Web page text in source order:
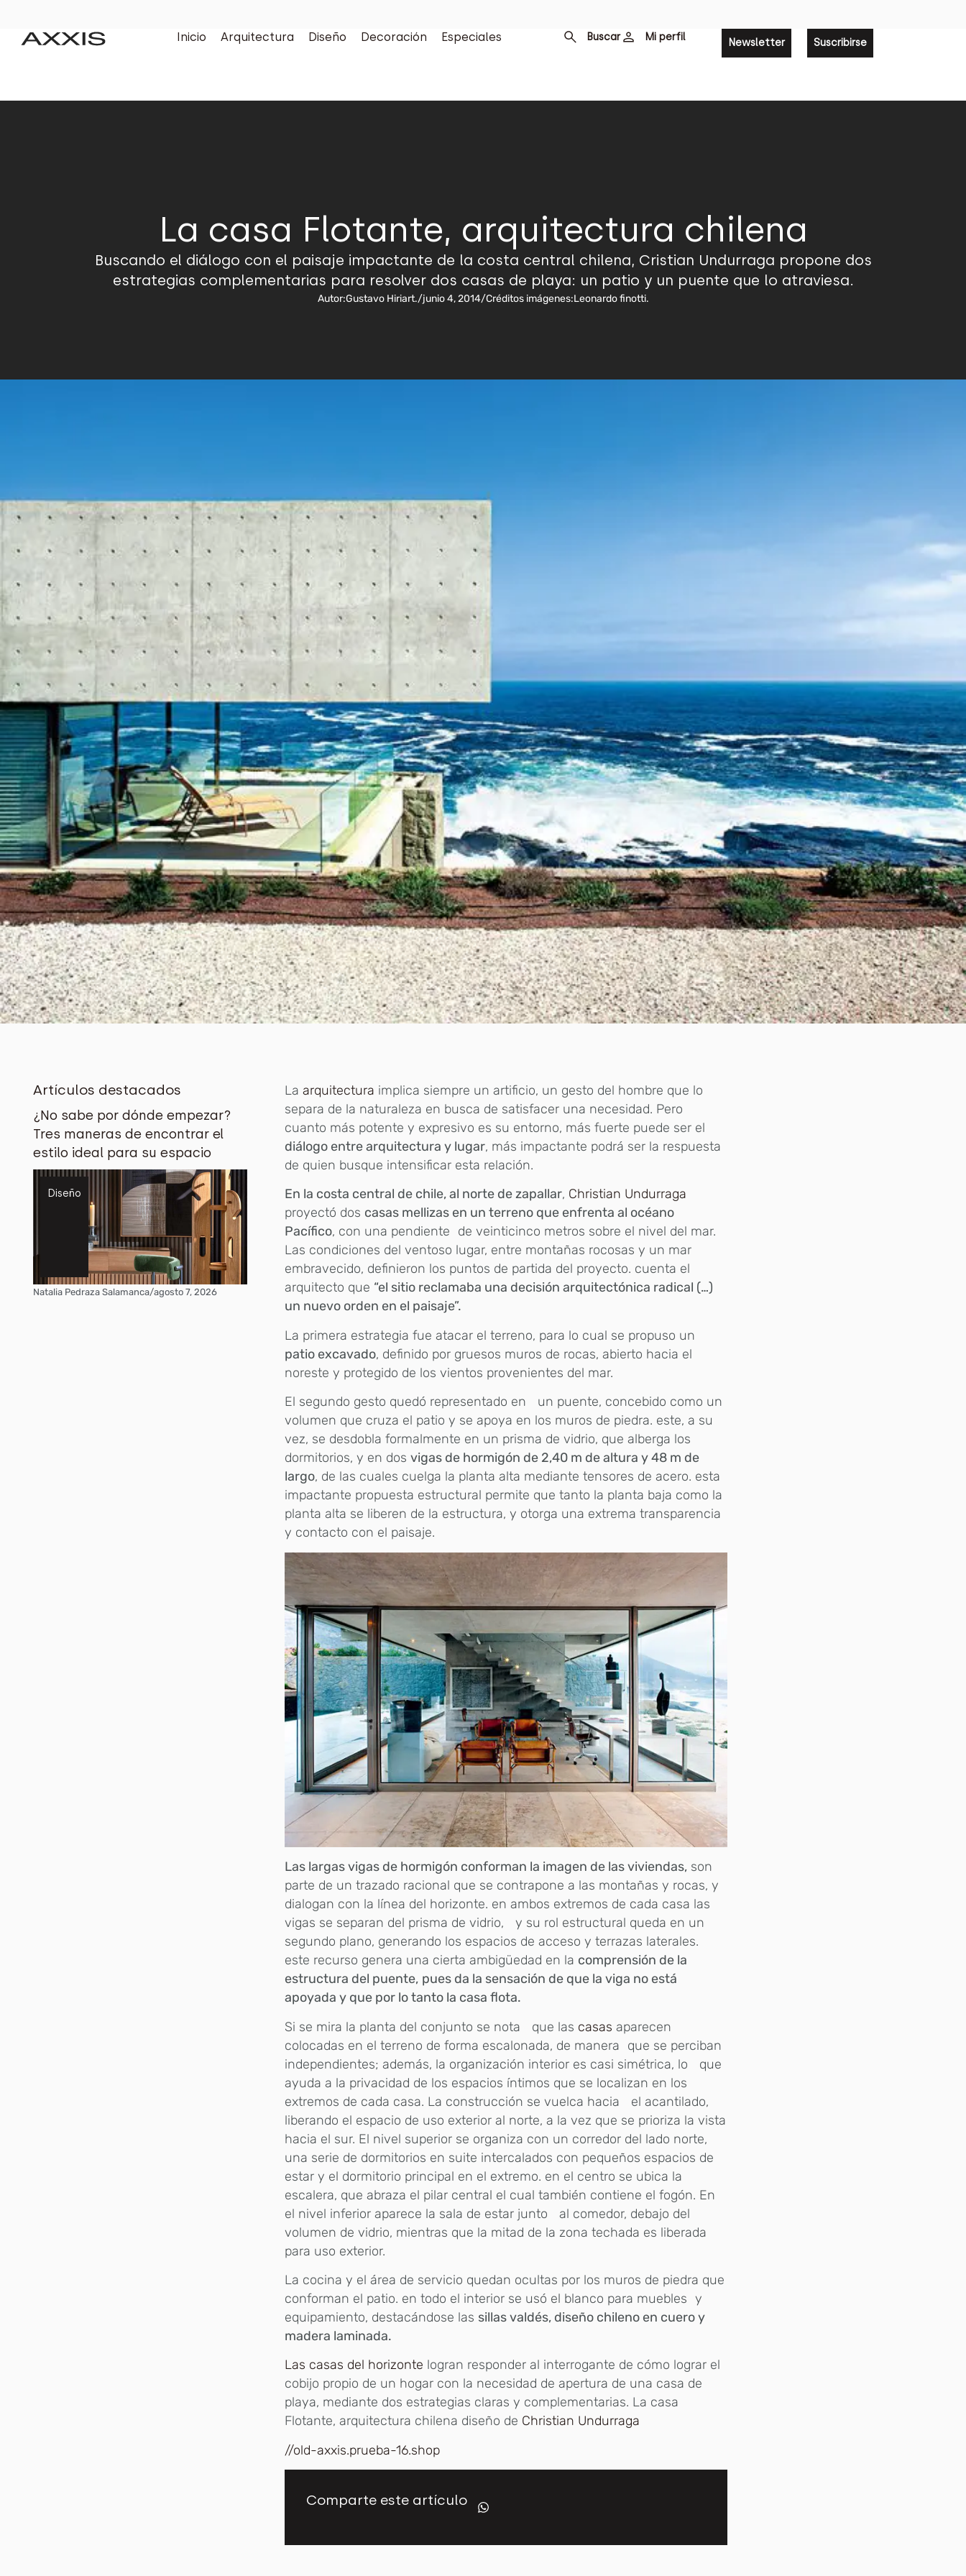
Inicio Arquitectura Diseño Decoración Especiales Buscar Mi perfil Newsletter Suscribirse
La casa Flotante, arquitectura chilena
Buscando el diálogo con el paisaje impactante de la costa central chilena, Cristian Undurraga propone dos
estrategias complementarias para resolver dos casas de playa: un patio y un puente que lo atraviesa.
Autor:Gustavo Hiriart./junio 4, 2014/Créditos imágenes:Leonardo finotti.
Artículos destacados
¿No sabe por dónde empezar?
Tres maneras de encontrar el
estilo ideal para su espacio
Diseño
Natalia Pedraza Salamanca/agosto 7, 2026
Laarquitectura implica siempre un artificio, un gesto del hombre que lo
separa de la naturaleza en busca de satisfacer una necesidad. Pero
cuanto más potente y expresivo es su entorno, más fuerte puede ser el
diálogo entre arquitectura y lugar, más impactante podrá ser la respuesta
de quien busque intensificar esta relación.
En la costa central de chile, al norte de zapallar, Christian Undurraga
proyectó dos casas mellizas en un terreno que enfrenta al océano
Pacífico, con una pendiente de veinticinco metros sobre el nivel del mar.
Las condiciones del ventoso lugar, entre montañas rocosas y un mar
embravecido, definieron los puntos de partida del proyecto. cuenta el
arquitecto que “el sitio reclamaba una decisión arquitectónica radical (…)
un nuevo orden en el paisaje”.
La primera estrategia fue atacar el terreno, para lo cual se propuso un
patio excavado, definido por gruesos muros de rocas, abierto hacia el
noreste y protegido de los vientos provenientes del mar.
El segundo gesto quedó representado en un puente, concebido como un
volumen que cruza el patio y se apoya en los muros de piedra. este, a su
vez, se desdobla formalmente en un prisma de vidrio, que alberga los
dormitorios, y en dosvigas de hormigón de 2,40 m de altura y 48 m de
largo, de las cuales cuelga la planta alta mediante tensores de acero. esta
impactante propuesta estructural permite que tanto la planta baja como la
planta alta se liberen de la estructura, y otorga una extrema transparencia
y contacto con el paisaje.
Las largas vigas de hormigón conforman la imagen de las viviendas, son
parte de un trazado racional que se contrapone a las montañas y rocas, y
dialogan con la línea del horizonte. en ambos extremos de cada casa las
vigas se separan del prisma de vidrio, y su rol estructural queda en un
segundo plano, generando los espacios de acceso y terrazas laterales.
este recurso genera una cierta ambigüedad en la comprensión de la
estructura del puente, pues da la sensación de que la viga no está
apoyada y que por lo tanto la casa flota.
Si se mira la planta del conjunto se nota que las casas aparecen
colocadas en el terreno de forma escalonada, de manera que se perciban
independientes; además, la organización interior es casi simétrica, lo que
ayuda a la privacidad de los espacios íntimos que se localizan en los
extremos de cada casa. La construcción se vuelca hacia el acantilado,
liberando el espacio de uso exterior al norte, a la vez que se prioriza la vista
hacia el sur. El nivel superior se organiza con un corredor del lado norte,
una serie de dormitorios en suite intercalados con pequeños espacios de
estar y el dormitorio principal en el extremo. en el centro se ubica la
escalera, que abraza el pilar central el cual también contiene el fogón. En
el nivel inferior aparece la sala de estar junto al comedor, debajo del
volumen de vidrio, mientras que la mitad de la zona techada es liberada
para uso exterior.
La cocina y el área de servicio quedan ocultas por los muros de piedra que
conforman el patio. en todo el interior se usó el blanco para muebles y
equipamiento, destacándose las sillas valdés, diseño chileno en cuero y
madera laminada.
Las casas del horizonte logran responder al interrogante de cómo lograr el
cobijo propio de un hogar con la necesidad de apertura de una casa de
playa, mediante dos estrategias claras y complementarias. La casa
Flotante, arquitectura chilena diseño de Christian Undurraga
//old-axxis.prueba-16.shop
Comparte este artículo